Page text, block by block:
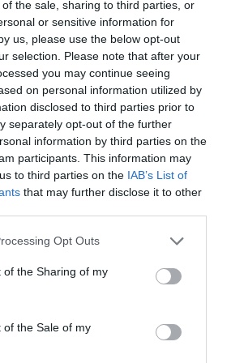
the sale, sharing to third parties, or
or sensitive information for
us, please use the below opt-out
selection. Please note that after your
you may continue seeing
on personal information utilized by
disclosed to third parties prior to
separately opt-out of the further
information by third parties on the
participants. This information may
to third parties on the IAB’s List of
that may further disclose it to other
app uses one or more Google
or usage behaviour. You may click to
to Google and its third-party tags to
specified purposes in below Google
Opt Outs
of the Sharing of my
of the Sale of my
Vivien Paille – Mes Délisec
mesdelisecs.fr
Photos : © Vivien Paille | Tous droits de